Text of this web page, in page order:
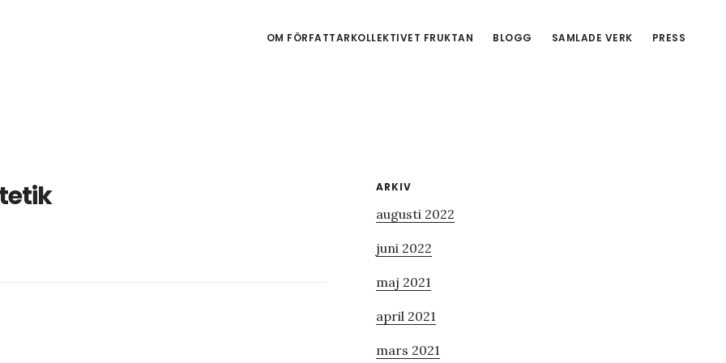
OM FÖRFATTARKOLLEKTIVET FRUKTAN BLOGG SAMLADE VERK PRESS
Primärt
sidofält
ARKIV
augusti 2022
juni 2022
maj 2021
april 2021
mars 2021